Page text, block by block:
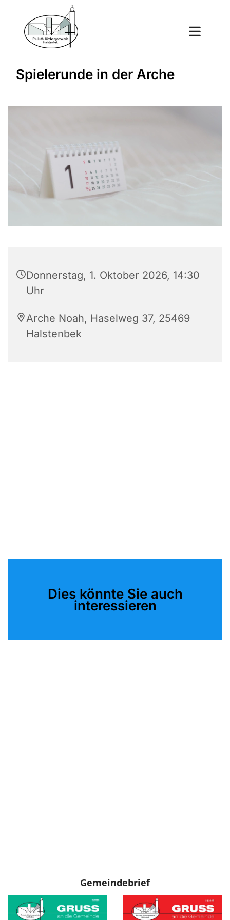
Spielerunde in der Arche
Donnerstag, 1. Oktober 2026, 14:30
Uhr
Arche Noah, Haselweg 37, 25469
Halstenbek
Dies könnte Sie auch
interessieren
Gemeindebrief